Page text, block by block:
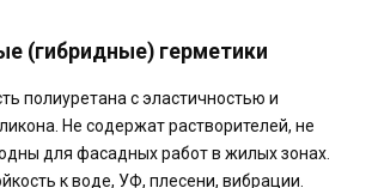
(гибридные) герметики
полиуретана с эластичностью и
Не содержат растворителей, не
для фасадных работ в жилых зонах.
к воде, УФ, плесени, вибрации.